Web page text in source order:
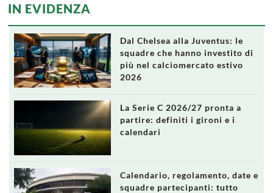
IN EVIDENZA
Dal Chelsea alla Juventus: le
squadre che hanno investito di
più nel calciomercato estivo
2026
La Serie C 2026/27 pronta a
partire: definiti i gironi e i
calendari
Calendario, regolamento, date e
squadre partecipanti: tutto